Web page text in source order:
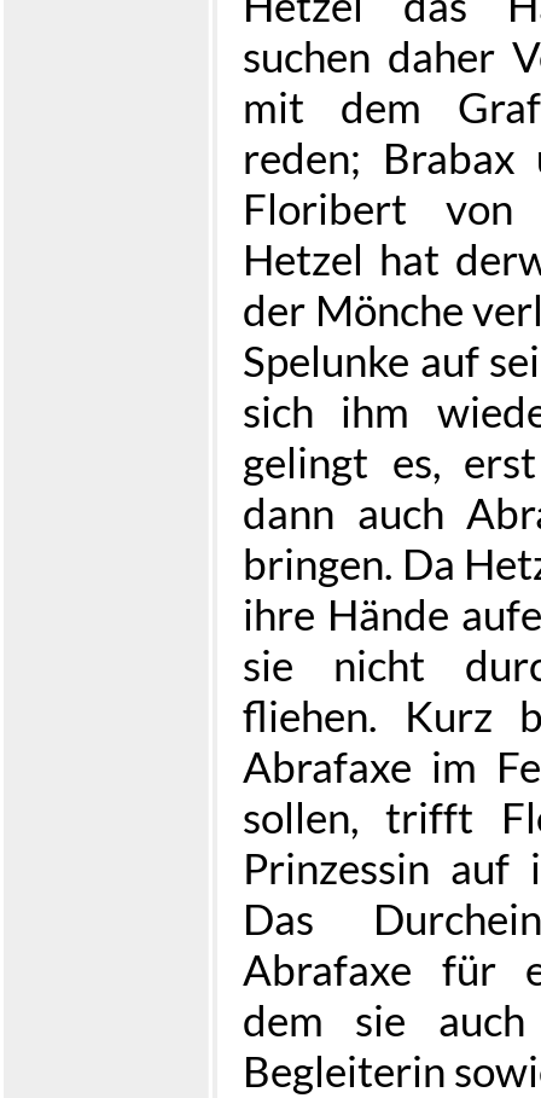
suchen daher
mit dem
reden;
Floribert von
Hetzel hat
der Mönche
Spelunke auf
sich ihm
gelingt es,
dann auch
bringen. Da
ihre Hände
sie nicht
fliehen. Kurz
Abrafaxe im
sollen, trifft
Prinzessin auf
Das
Abrafaxe für
dem sie
Begleiterin